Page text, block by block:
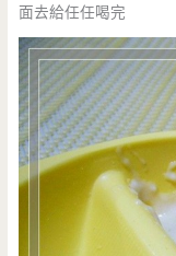
面去給任任喝完